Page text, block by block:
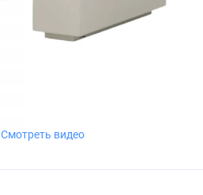
Смотреть видео